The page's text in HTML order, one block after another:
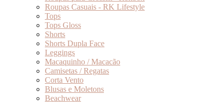
Roupas Casuais - RK Lifestyle
Tops
Tops Gloss
Shorts
Shorts Dupla Face
Leggings
Macaquinho / Macacão
Camisetas / Regatas
Corta Vento
Blusas e Moletons
Beachwear